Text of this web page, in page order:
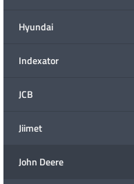
Hyundai
Indexator
JCB
Jiimet
John Deere